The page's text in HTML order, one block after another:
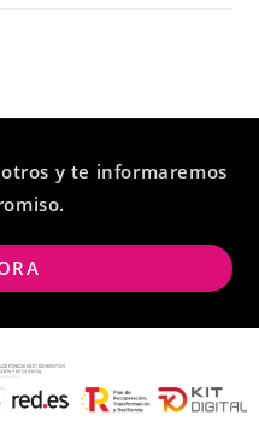
y te informaremos